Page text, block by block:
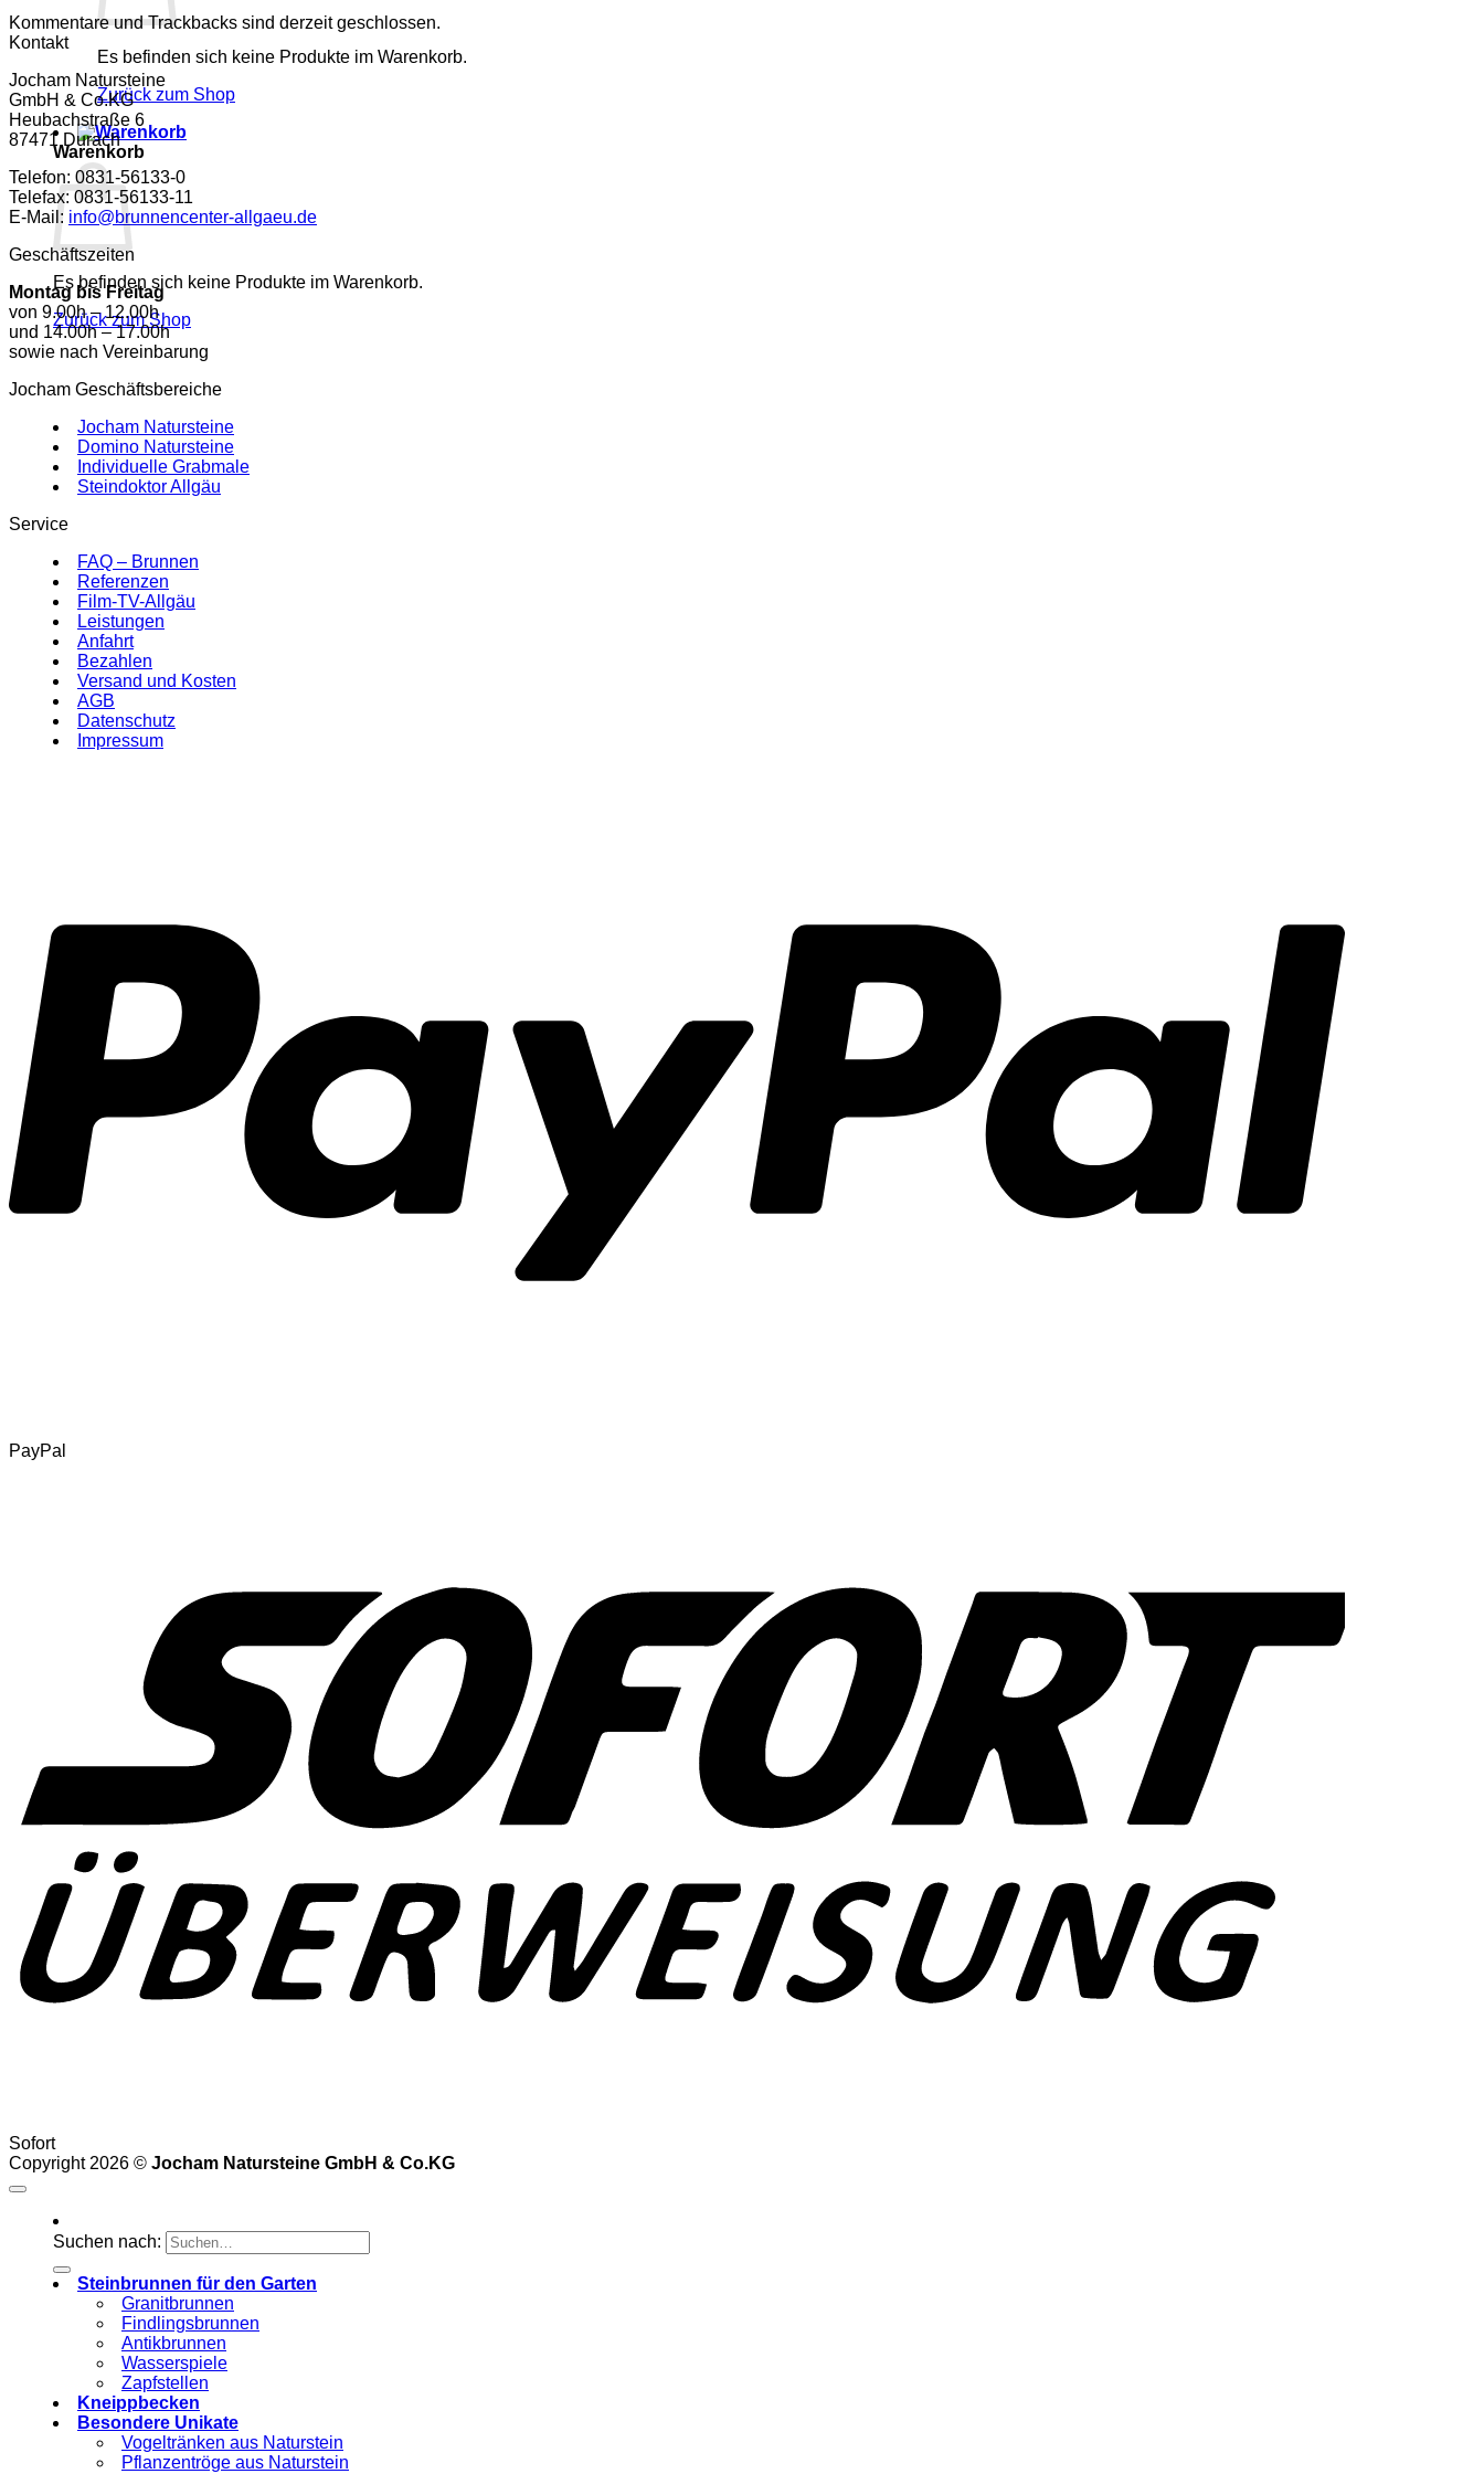
Es befinden sich keine Produkte im Warenkorb.
Zurück zum Shop
Warenkorb
Es befinden sich keine Produkte im Warenkorb.
Zurück zum Shop
Kommentare und Trackbacks sind derzeit geschlossen.
Kontakt
Jocham Natursteine
GmbH & Co.KG
Heubachstraße 6
87471 Durach
Telefon: 0831-56133-0
Telefax: 0831-56133-11
E-Mail: info@brunnencenter-allgaeu.de
Geschäftszeiten
Montag bis Freitag
von 9.00h – 12.00h
und 14.00h – 17.00h
sowie nach Vereinbarung
Jocham Geschäftsbereiche
Jocham Natursteine
Domino Natursteine
Individuelle Grabmale
Steindoktor Allgäu
Service
FAQ – Brunnen
Referenzen
Film-TV-Allgäu
Leistungen
Anfahrt
Bezahlen
Versand und Kosten
AGB
Datenschutz
Impressum
PayPal
Sofort
Copyright 2026 © Jocham Natursteine GmbH & Co.KG
Suchen nach:
Steinbrunnen für den Garten
Granitbrunnen
Findlingsbrunnen
Antikbrunnen
Wasserspiele
Zapfstellen
Kneippbecken
Besondere Unikate
Vogeltränken aus Naturstein
Pflanzentröge aus Naturstein